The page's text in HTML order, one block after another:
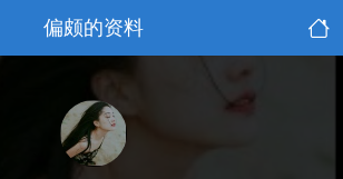
偏颇的资料